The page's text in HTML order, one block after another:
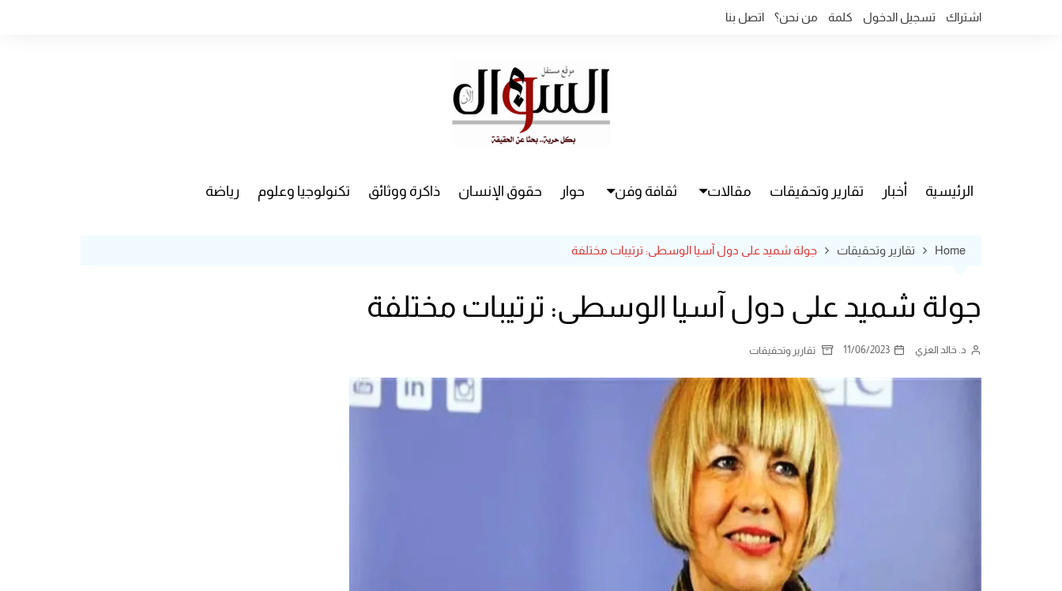
اشتراك تسجيل الدخول كلمة من نحن؟ اتصل بنا
الرئيسية أخبار تقارير وتحقيقات مقالات ثقافة وفن
مسرح
حوار حقوق الإنسان ذاكرة ووثائق تكنولوجيا وعلوم رياضة
Home تقارير وتحقيقات جولة شميد على دول آسيا الوسطى: ترتيبات مختلفة
جولة شميد على دول آسيا الوسطى: ترتيبات مختلفة
د. خالد العزي 11/06/2023 تقارير وتحقيقات